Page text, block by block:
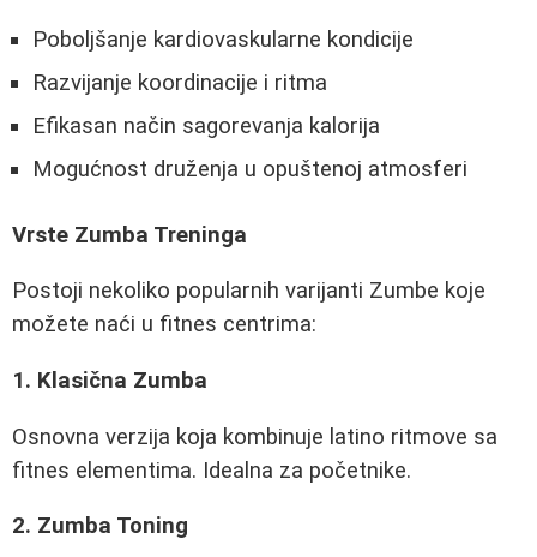
Poboljšanje kardiovaskularne kondicije
Razvijanje koordinacije i ritma
Efikasan način sagorevanja kalorija
Mogućnost druženja u opuštenoj atmosferi
Vrste Zumba Treninga
Postoji nekoliko popularnih varijanti Zumbe koje
možete naći u fitnes centrima:
1. Klasična Zumba
Osnovna verzija koja kombinuje latino ritmove sa
fitnes elementima. Idealna za početnike.
2. Zumba Toning